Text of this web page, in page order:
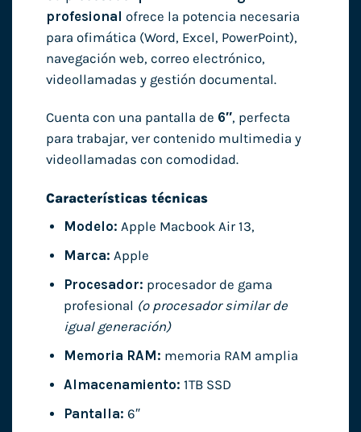
profesional ofrece la potencia necesaria
para ofimática (Word, Excel, PowerPoint),
navegación web, correo electrónico,
videollamadas y gestión documental.
Cuenta con una pantalla de 6″, perfecta
para trabajar, ver contenido multimedia y
videollamadas con comodidad.
Características técnicas
Modelo: Apple Macbook Air 13,
Marca: Apple
Procesador: procesador de gama
profesional (o procesador similar de
igual generación)
Memoria RAM: memoria RAM amplia
Almacenamiento: 1TB SSD
Pantalla: 6″